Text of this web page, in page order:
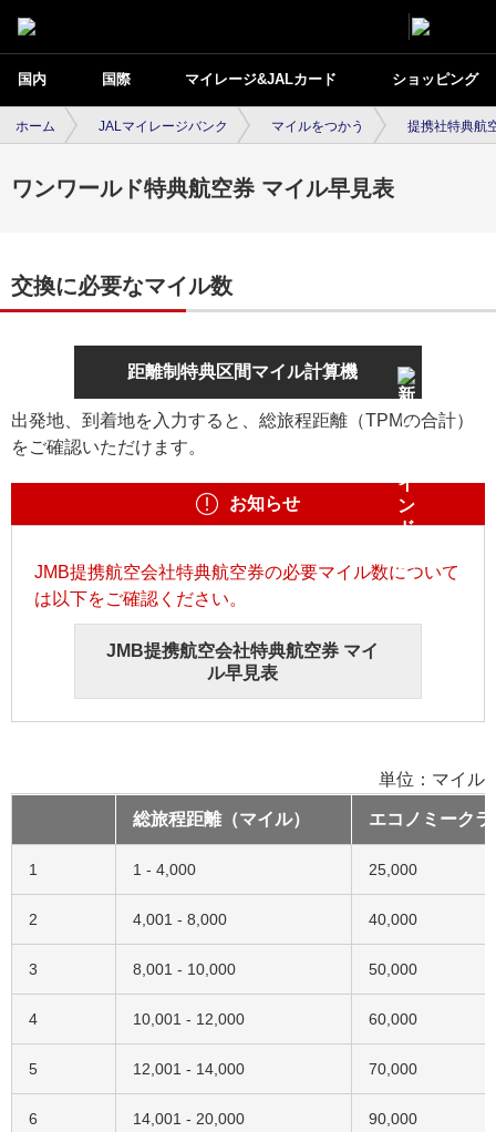
国内 国際 マイレージ&JALカード ショッピング
ホーム JALマイレージバンク マイルをつかう 提携社特典航
ワンワールド特典航空券 マイル早見表
交換に必要なマイル数
距離制特典区間マイル計算機
出発地、到着地を入力すると、総旅程距離（TPMの合計）
をご確認いただけます。
お知らせ
JMB提携航空会社特典航空券の必要マイル数について
は以下をご確認ください。
JMB提携航空会社特典航空券 マイ
ル早見表
単位：マイル
総旅程距離（マイル） エコノミークラ
1 1 - 4,000 25,000
2 4,001 - 8,000 40,000
3 8,001 - 10,000 50,000
4 10,001 - 12,000 60,000
5 12,001 - 14,000 70,000
6 14,001 - 20,000 90,000